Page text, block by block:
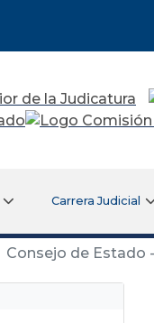
Carrera Judicial
Consejo de Estado